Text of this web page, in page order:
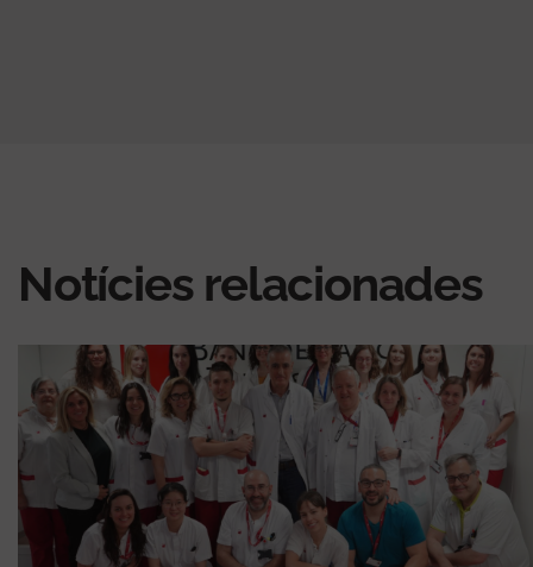
Notícies relacionades